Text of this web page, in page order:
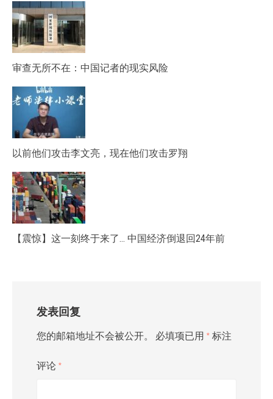
审查无所不在：中国记者的现实风险
以前他们攻击李文亮，现在他们攻击罗翔
【震惊】这一刻终于来了… 中国经济倒退回24年前
发表回复
您的邮箱地址不会被公开。 必填项已用 * 标注
评论 *